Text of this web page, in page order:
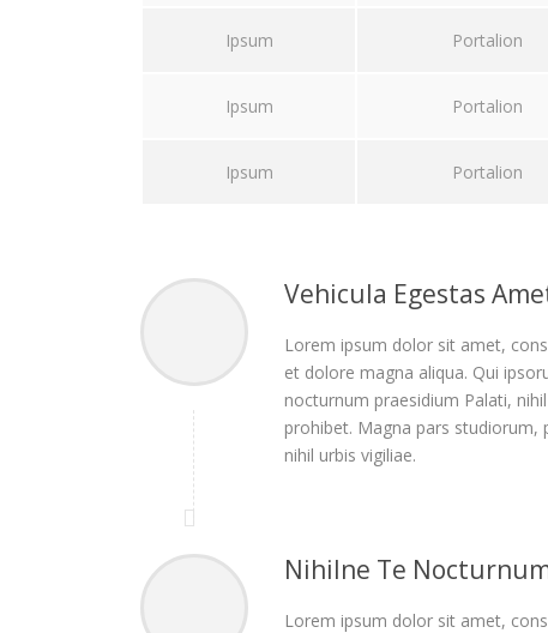
Ipsum Portalion
Ipsum Portalion
Ipsum Portalion
Vehicula Egestas
Lorem ipsum dolor sit amet,
et dolore magna aliqua. Qui
nocturnum praesidium Palati,
prohibet. Magna pars studiorum,
nihil urbis vigiliae.
Nihilne Te
Lorem ipsum dolor sit amet,